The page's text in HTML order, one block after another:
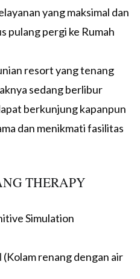
yang maksimal dan
pulang pergi ke Rumah
resort yang tenang
sedang berlibur
berkunjung kapanpun
dan menikmati fasilitas
THERAPY
Simulation
renang dengan air